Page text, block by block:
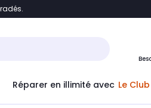
Accéder directement au
Réparer en illimité avec Le